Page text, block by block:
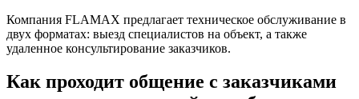
Компания FLAMAX предлагает техническое обслуживание в
двух форматах: выезд специалистов на объект, а также
удаленное консультирование заказчиков.
Как проходит общение с заказчиками